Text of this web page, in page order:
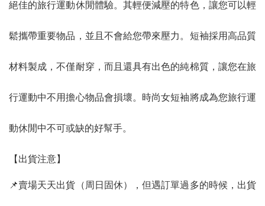
絕佳的旅行運動休閒體驗。其輕便減壓的特色，讓您可以輕
鬆攜帶重要物品，並且不會給您帶來壓力。短袖採用高品質
材料製成，不僅耐穿，而且還具有出色的純棉質，讓您在旅
行運動中不用擔心物品會損壞。時尚女短袖將成為您旅行運
動休閒中不可或缺的好幫手。
【出貨注意】
📌賣場天天出貨（周日固休），但遇訂單過多的時候，出貨